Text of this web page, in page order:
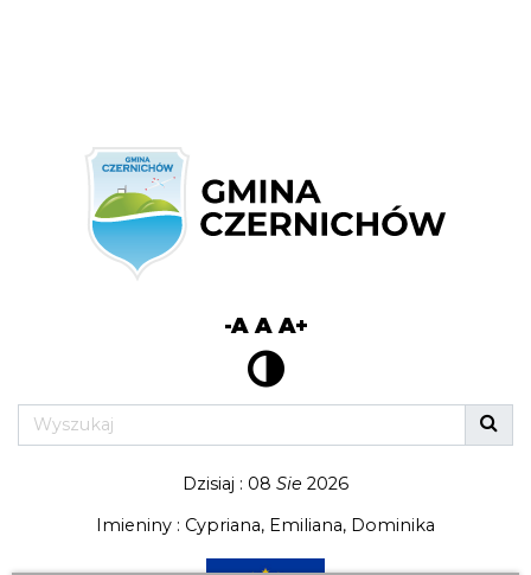
-AAA+
Dzisiaj : 08 Sie 2026
Imieniny : Cypriana, Emiliana, Dominika